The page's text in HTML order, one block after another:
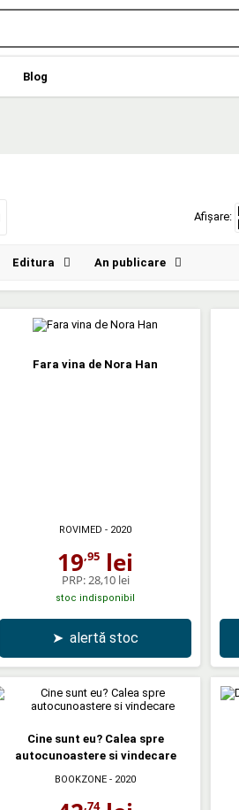
Blog
Afișare:
Editura An publicare
Fara vina de Nora Han
ROVIMED - 2020
19,95 lei
PRP:28,10 lei
stoc indisponibil
➤ alertă stoc
Cine sunt eu? Calea spre
autocunoastere si vindecare
BOOKZONE - 2020
,74